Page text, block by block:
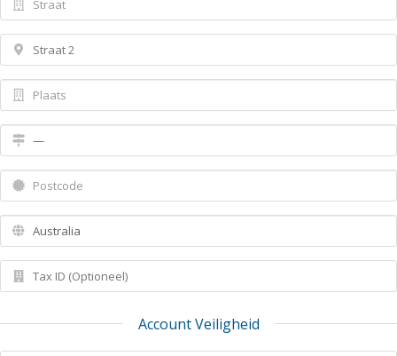
Account Veiligheid